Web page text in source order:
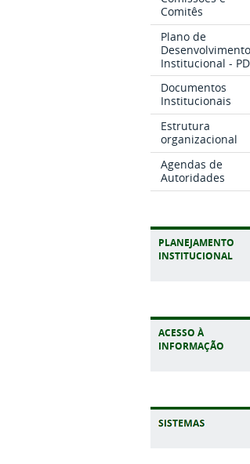
Comitês
Plano de
Desenvolvimento
Institucional -
Documentos
Institucionais
Estrutura
organizacional
Agendas de
Autoridades
PLANEJAMENTO
INSTITUCIONAL
ACESSO À
INFORMAÇÃO